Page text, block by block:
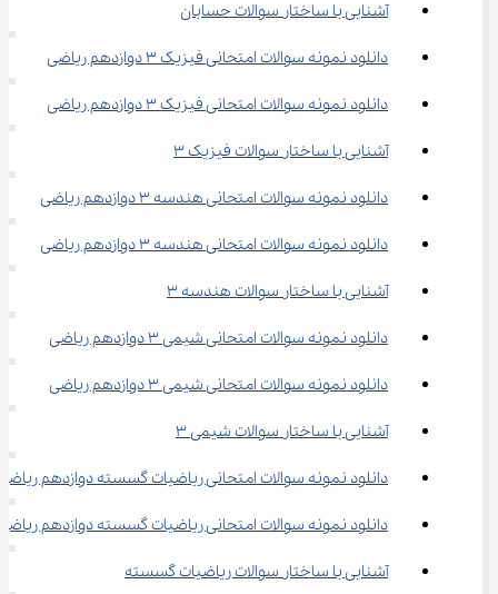
آشنایی با ساختار سوالات حسابان
دانلود نمونه سوالات امتحانی فیزیک ۳ دوازدهم ریاضی
دانلود نمونه سوالات امتحانی فیزیک 3 دوازدهم ریاضی
آشنایی با ساختار سوالات فیزیک ۳
دانلود نمونه سوالات امتحانی هندسه ۳ دوازدهم ریاضی
دانلود نمونه سوالات امتحانی هندسه 3 دوازدهم ریاضی
آشنایی با ساختار سوالات هندسه ۳
دانلود نمونه سوالات امتحانی شیمی ۳ دوازدهم ریاضی
دانلود نمونه سوالات امتحانی شیمی 3 دوازدهم ریاضی
آشنایی با ساختار سوالات شیمی ۳
دانلود نمونه سوالات امتحانی ریاضیات گسسته دوازدهم
دانلود نمونه سوالات امتحانی ریاضیات گسسته دوازدهم
آشنایی با ساختار سوالات ریاضیات گسسته